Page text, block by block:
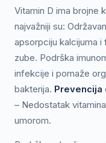
Vitamin D ima brojne
najvažniji su:
apsorpciju kalcijuma
zube. Podrška
infekcije i pomaže
bakterija. Prevencija
– Nedostatak
umorom.